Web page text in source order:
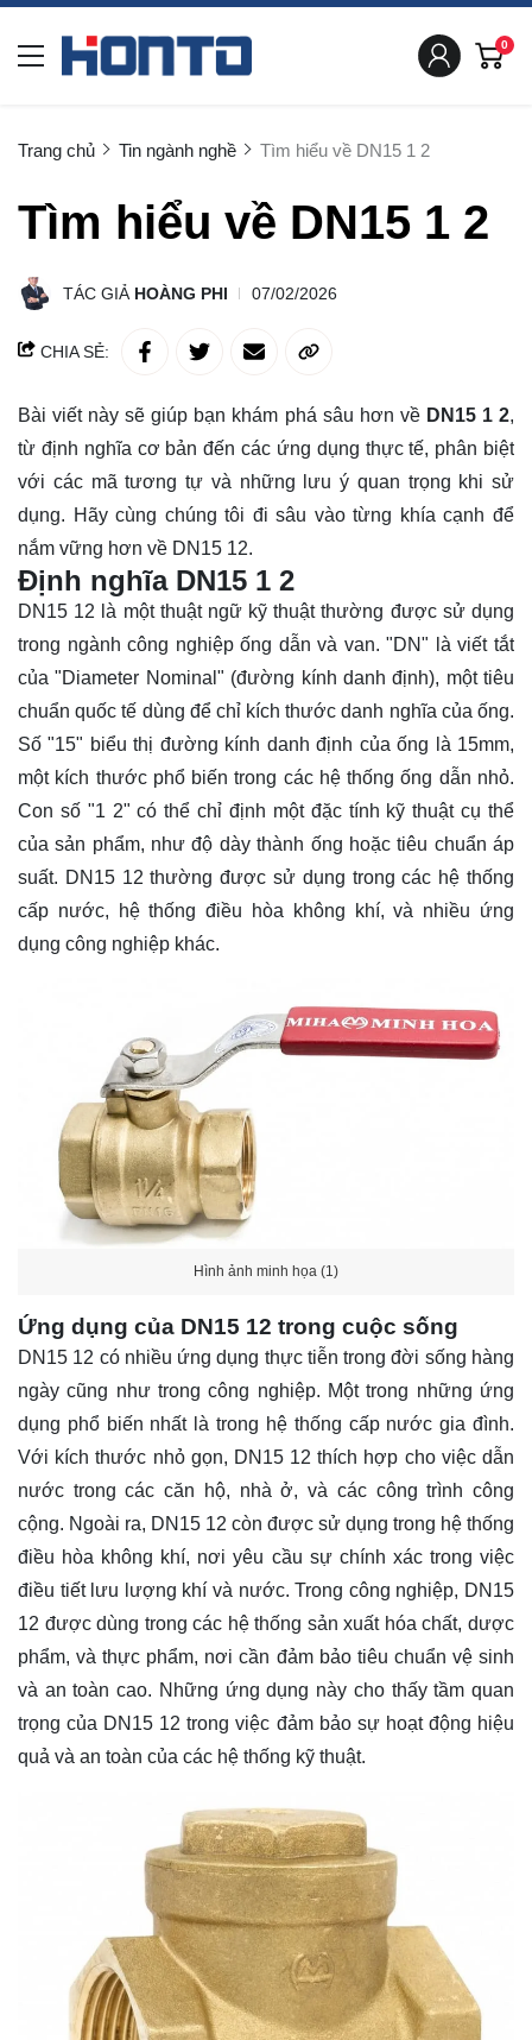
0
Trang chủ Tin ngành nghề Tìm hiểu về DN15 1 2
Tìm hiểu về DN15 1 2
TÁC GIẢ HOÀNG PHI 07/02/2026
CHIA SẺ:
Bài viết này sẽ giúp bạn khám phá sâu hơn về DN15 1 2,
từ định nghĩa cơ bản đến các ứng dụng thực tế, phân biệt
với các mã tương tự và những lưu ý quan trọng khi sử
dụng. Hãy cùng chúng tôi đi sâu vào từng khía cạnh để
nắm vững hơn về DN15 12.
Định nghĩa DN15 1 2
DN15 12 là một thuật ngữ kỹ thuật thường được sử dụng
trong ngành công nghiệp ống dẫn và van. "DN" là viết tắt
của "Diameter Nominal" (đường kính danh định), một tiêu
chuẩn quốc tế dùng để chỉ kích thước danh nghĩa của ống.
Số "15" biểu thị đường kính danh định của ống là 15mm,
một kích thước phổ biến trong các hệ thống ống dẫn nhỏ.
Con số "1 2" có thể chỉ định một đặc tính kỹ thuật cụ thể
của sản phẩm, như độ dày thành ống hoặc tiêu chuẩn áp
suất. DN15 12 thường được sử dụng trong các hệ thống
cấp nước, hệ thống điều hòa không khí, và nhiều ứng
dụng công nghiệp khác.
Hình ảnh minh họa (1)
Ứng dụng của DN15 12 trong cuộc sống
DN15 12 có nhiều ứng dụng thực tiễn trong đời sống hàng
ngày cũng như trong công nghiệp. Một trong những ứng
dụng phổ biến nhất là trong hệ thống cấp nước gia đình.
Với kích thước nhỏ gọn, DN15 12 thích hợp cho việc dẫn
nước trong các căn hộ, nhà ở, và các công trình công
cộng. Ngoài ra, DN15 12 còn được sử dụng trong hệ thống
điều hòa không khí, nơi yêu cầu sự chính xác trong việc
điều tiết lưu lượng khí và nước. Trong công nghiệp, DN15
12 được dùng trong các hệ thống sản xuất hóa chất, dược
phẩm, và thực phẩm, nơi cần đảm bảo tiêu chuẩn vệ sinh
và an toàn cao. Những ứng dụng này cho thấy tầm quan
trọng của DN15 12 trong việc đảm bảo sự hoạt động hiệu
quả và an toàn của các hệ thống kỹ thuật.